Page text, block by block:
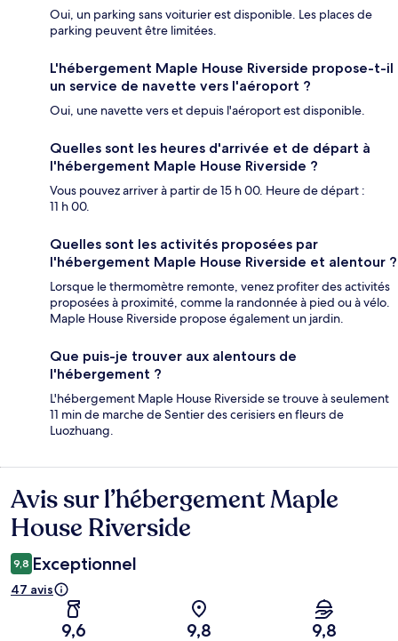
Oui, un parking sans voiturier est disponible. Les places de
parking peuvent être limitées.
L'hébergement Maple House Riverside propose-t-il
un service de navette vers l'aéroport ?
Oui, une navette vers et depuis l'aéroport est disponible.
Quelles sont les heures d'arrivée et de départ à
l'hébergement Maple House Riverside ?
Vous pouvez arriver à partir de 15 h 00. Heure de départ :
11 h 00.
Quelles sont les activités proposées par
l'hébergement Maple House Riverside et alentour ?
Lorsque le thermomètre remonte, venez profiter des activités
proposées à proximité, comme la randonnée à pied ou à vélo.
Maple House Riverside propose également un jardin.
Que puis-je trouver aux alentours de
l'hébergement ?
L'hébergement Maple House Riverside se trouve à seulement
11 min de marche de Sentier des cerisiers en fleurs de
Luozhuang.
Avis
Avis sur l’hébergement Maple
House Riverside
9,8 Exceptionnel
47 avis
9,6 9,8 9,8